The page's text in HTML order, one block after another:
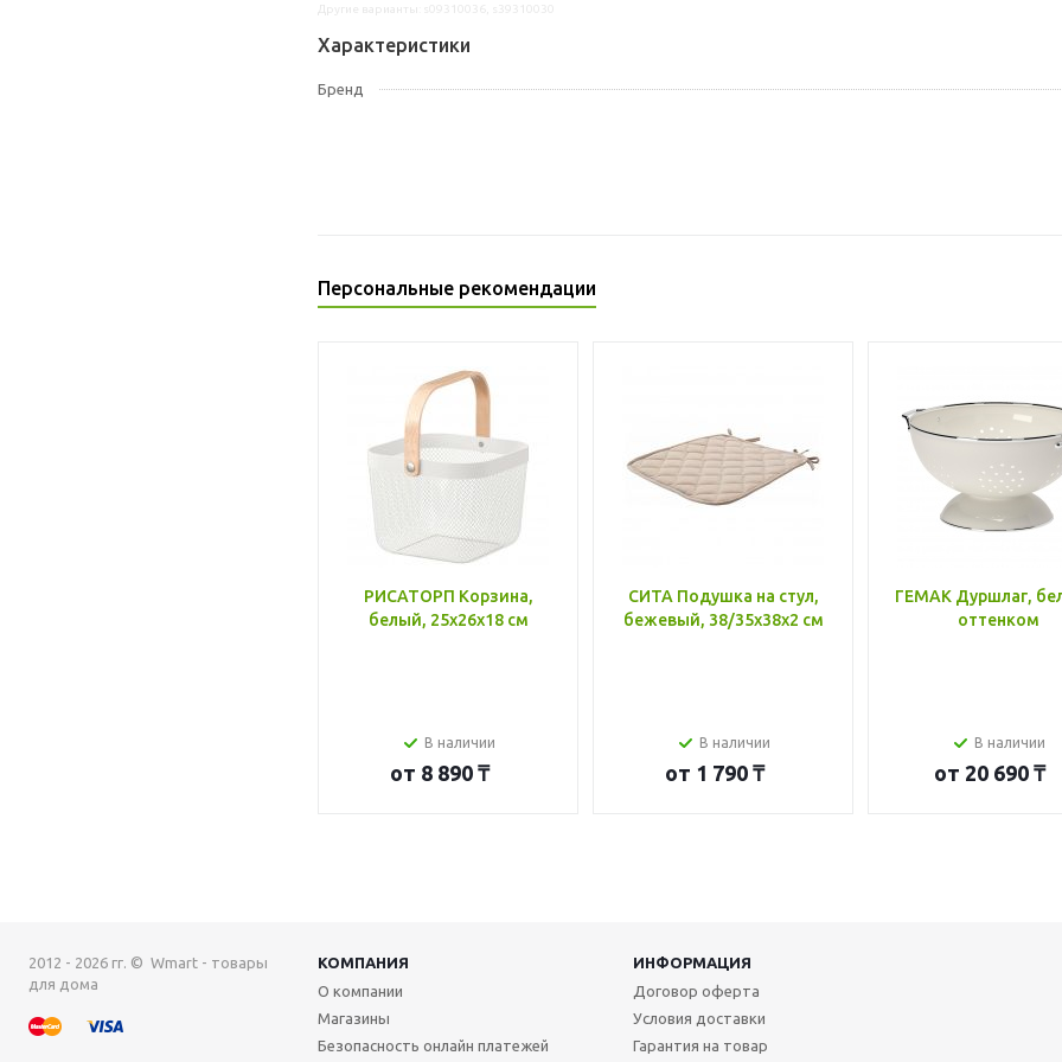
Характеристики
Бренд
Персональные рекомендации
РИСАТОРП Корзина,
белый, 25x26x18 см
В наличии
от 8 890 ₸
СИТА Подушка на стул,
бежевый, 38/35x38x2 см
В наличии
от 1 790 ₸
ГЕМАК Дуршлаг,
оттенком
В наличии
от 20 690 ₸
2012 - 2026 гг. © Wmart - товары
для дома
КОМПАНИЯ
ИНФОРМАЦИЯ
О компании
Магазины
Безопасность онлайн платежей
Договор оферта
Условия доставки
Гарантия на товар